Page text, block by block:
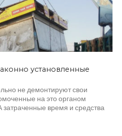
установленные
не демонтируют свои
на это органом
время и средства